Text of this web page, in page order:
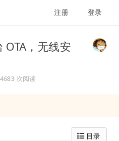
注册 登录
OTA，无线安
次阅读
目录